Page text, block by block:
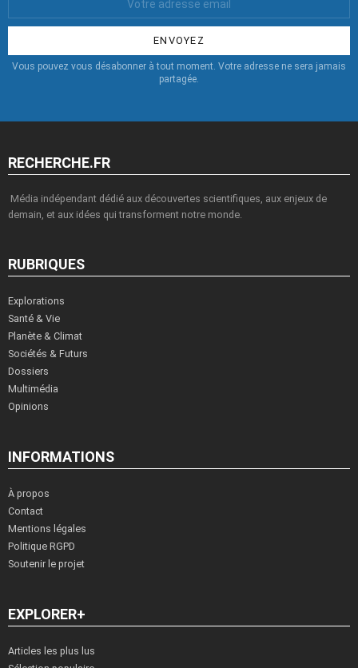
:
Vous pouvez vous désabonner à tout moment. Votre adresse ne sera jamais
partagée.
RECHERCHE.FR
Média indépendant dédié aux découvertes scientifiques, aux enjeux de
demain, et aux idées qui transforment notre monde.
RUBRIQUES
Explorations
Santé & Vie
Planète & Climat
Sociétés & Futurs
Dossiers
Multimédia
Opinions
INFORMATIONS
À propos
Contact
Mentions légales
Politique RGPD
Soutenir le projet
EXPLORER+
Articles les plus lus